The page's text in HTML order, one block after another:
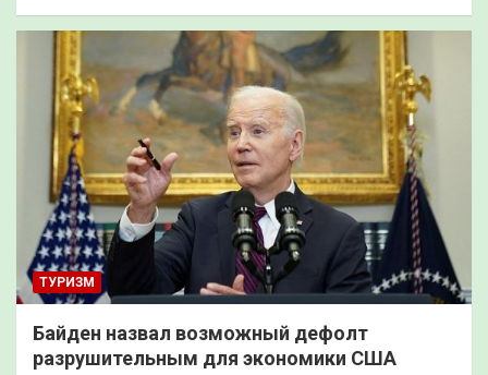
ТУРИЗМ
Байден назвал возможный дефолт
разрушительным для экономики США